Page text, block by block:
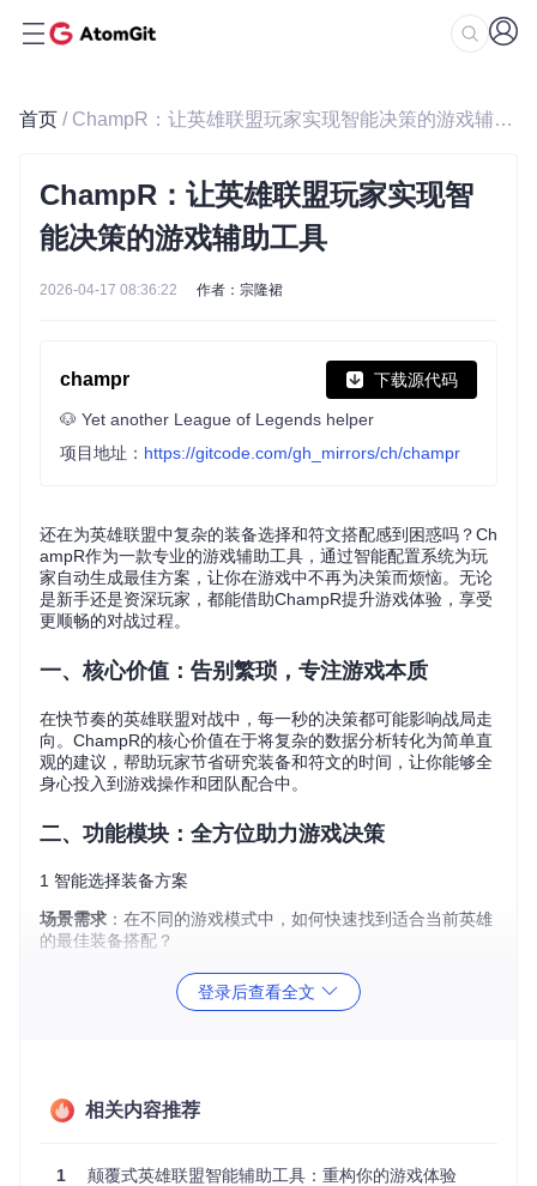
首页 / ChampR：让英雄联盟玩家实现智能决策的游戏辅助工具
ChampR：让英雄联盟玩家实现智
能决策的游戏辅助工具
2026-04-17 08:36:22 作者：宗隆裙
champr 下载源代码
🐶 Yet another League of Legends helper
项目地址： https://gitcode.com/gh_mirrors/ch/champr
还在为英雄联盟中复杂的装备选择和符文搭配感到困惑吗？Ch
ampR作为一款专业的游戏辅助工具，通过智能配置系统为玩
家自动生成最佳方案，让你在游戏中不再为决策而烦恼。无论
是新手还是资深玩家，都能借助ChampR提升游戏体验，享受
更顺畅的对战过程。
一、核心价值：告别繁琐，专注游戏本质
在快节奏的英雄联盟对战中，每一秒的决策都可能影响战局走
向。ChampR的核心价值在于将复杂的数据分析转化为简单直
观的建议，帮助玩家节省研究装备和符文的时间，让你能够全
身心投入到游戏操作和团队配合中。
二、功能模块：全方位助力游戏决策
1 智能选择装备方案
场景需求 ：在不同的游戏模式中，如何快速找到适合当前英雄
的最佳装备搭配？
：ChampR的装备配置界面提供了多种数据源选择，
你可以根据自己的游戏模式（如ARAM、URF等）勾选相应的
使用效果
选择。
登录后查看全文
相关内容推荐
1 颠覆式英雄联盟智能辅助工具：重构你的游戏体验